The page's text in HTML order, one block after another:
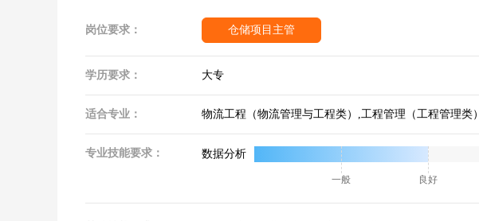
岗位要求： 仓储项目主管
学历要求： 大专
适合专业： 物流工程（物流管理与工程类）,工程管理（工程管理类）
专业技能要求： 数据分析
一般 良好